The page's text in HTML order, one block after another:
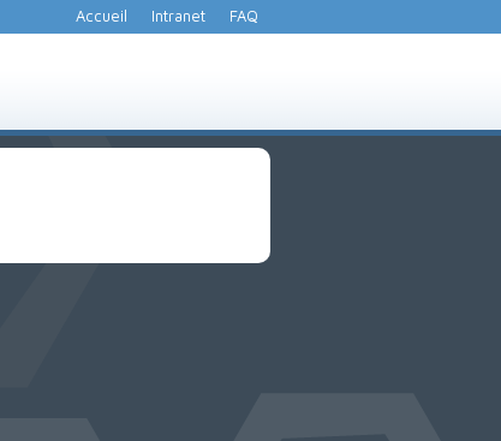
FAQ
Intranet
Accueil